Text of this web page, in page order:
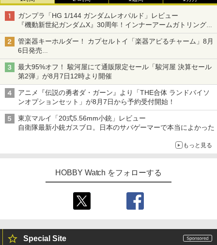
ガンプラ「HG 1/144 ガンダムレオパルド」レビュー
『機動新世紀ガンダムX』30周年！インナーアームガトリングの
変形機構まで再現し最新フォーマットでキット化！
管楽器キーホルダー！ カプセルトイ「楽器アピるチャーム」8月
6日発売
チューバ、テナサクなど5種各3色
最大95%オフ！ 駿河屋にて通販限定セール「駿河屋 決算セール
第2弾」が8月7日12時より開催
アニメ『伝説の勇者ダ・ガーン』より「THE合体 ランドバイソ
ンオプションセット」が8月7日から予約受付開始！
東京マルイ「20式5.56mm小銃」レビュー
自衛隊最新小銃ガスブロ。日本のサバゲーマーで本当によかった
もっと見る
HOBBY Watch をフォローする
Special Site